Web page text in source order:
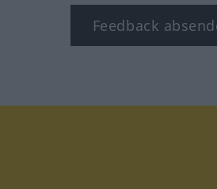
Feedback